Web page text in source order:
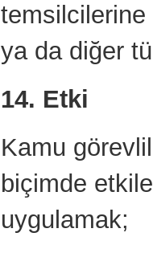
ya da diğer
14. Etki
Kamu
biçimde
uygulamak;